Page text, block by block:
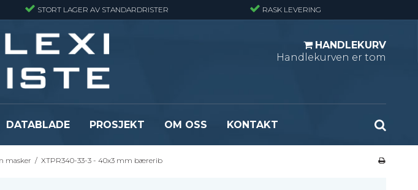
STORT LAGER AV STANDARDRISTER RASK LEVERING
HANDLEKURV
Handlekurven er tom
GRP gitterrister - Standard
DATABLADE PROSJEKT OM OSS KONTAKT
masker / XTPR340-33-3 - 40x3 mm bærerib